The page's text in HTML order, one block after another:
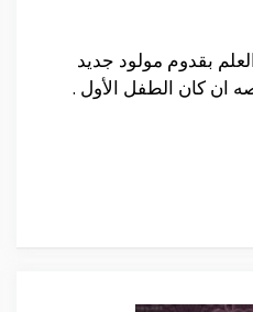
بقدوم مولود جديد
ان كان الطفل الأول .